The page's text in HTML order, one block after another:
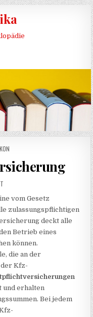
ON KFZ-
vom Gesetz
zulassungspflichtigen
deckt alle
Betrieb eines
können.
die an der
Kfz-
und erhalten
Bei jedem